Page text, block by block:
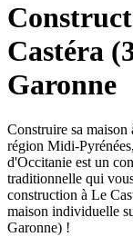
Castéra
Garonne
Construire sa maison
région Midi-
d'Occitanie est un
traditionnelle qui
construction à Le
maison individuelle
Garonne) !